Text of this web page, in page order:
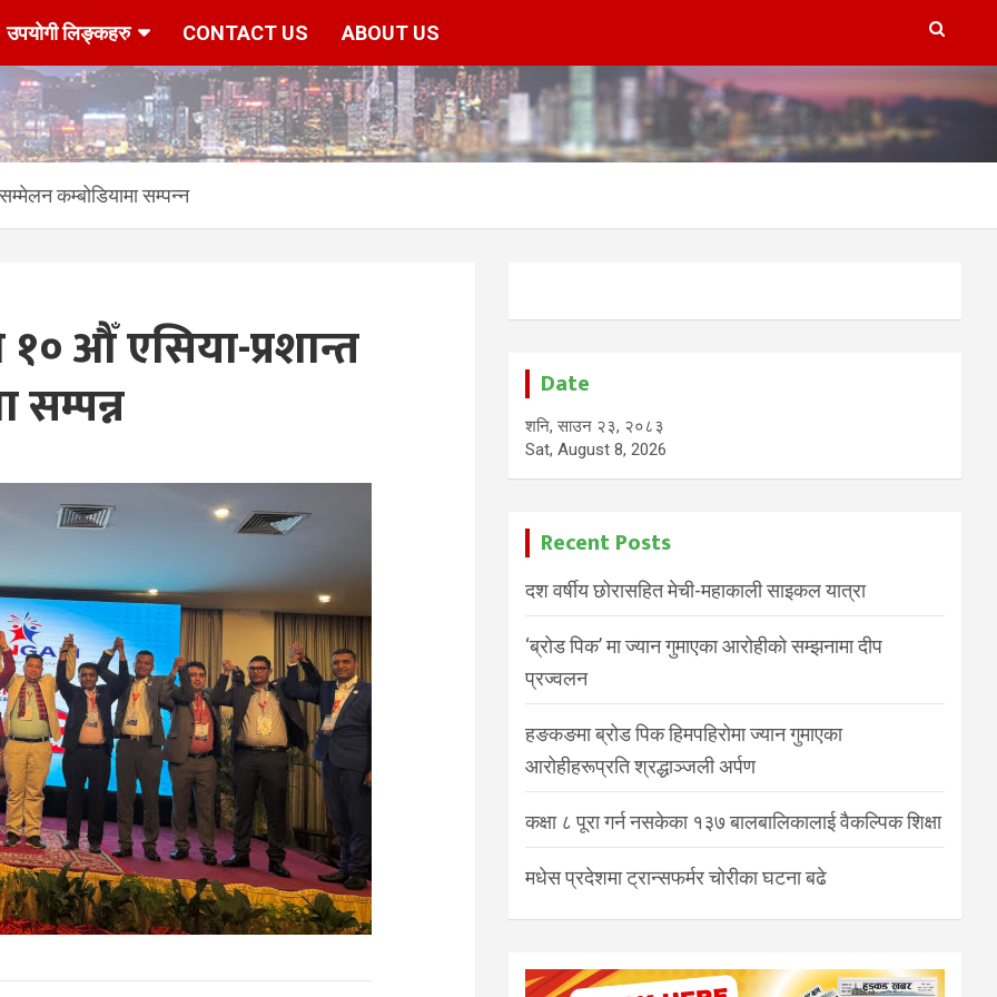
उपयोगी लिङ्कहरु CONTACT US ABOUT US
कम्बोडियामा सम्पन्न
औँ एसिया-प्रशान्त
सम्पन्न Date
शनि, साउन २३, २०८३
Sat, August 8, 2026
Recent Posts
दश वर्षीय छोरासहित मेची-महाकाली साइकल यात्रा
‘ब्रोड पिक’ मा ज्यान गुमाएका आरोहीको सम्झनामा दीप
प्रज्वलन
हङकङमा ब्रोड पिक हिमपहिरोमा ज्यान गुमाएका
आरोहीहरूप्रति श्रद्धाञ्जली अर्पण
कक्षा ८ पूरा गर्न नसकेका १३७ बालबालिकालाई वैकल्पिक शिक्षा
मधेस प्रदेशमा ट्रान्सफर्मर चोरीका घटना बढे